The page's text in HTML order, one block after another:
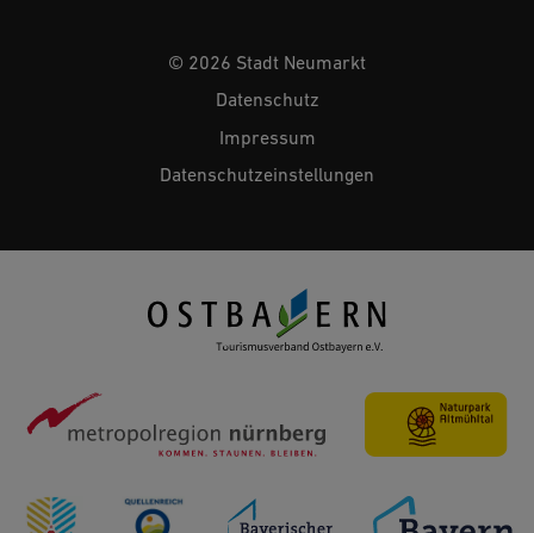
© 2026 Stadt Neumarkt
Datenschutz
Impressum
Datenschutzeinstellungen